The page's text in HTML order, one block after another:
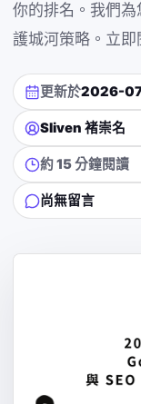
你的排名。我們
護城河策略。立即
更新於2026-
Sliven 褚崇名
約 15 分鐘閱讀
尚無留言